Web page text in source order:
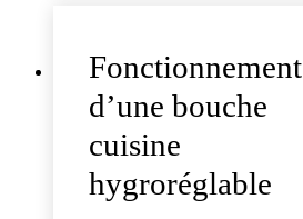
Fonctionnement
d’une bouche
cuisine
hygroréglable